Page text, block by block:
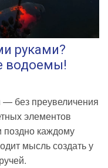
руками?
водоемы!
без преувеличения
элементов
каждому
мысль создать у